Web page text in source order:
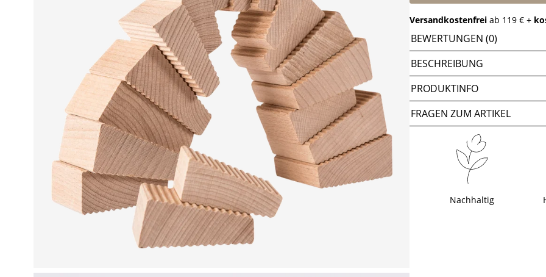
Versandkostenfrei ab 119 € +
BEWERTUNGEN (0)
BESCHREIBUNG
PRODUKTINFO
FRAGEN ZUM ARTIKEL
Nachhaltig